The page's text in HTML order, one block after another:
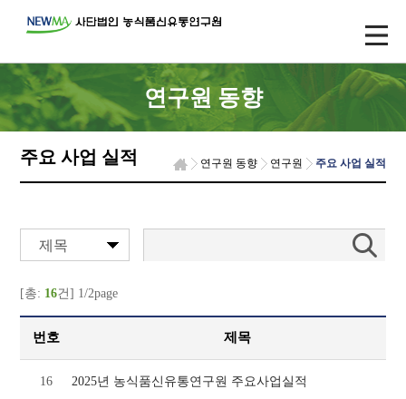
연구원 동향
주요 사업 실적 연구원 동향 연구원 주요 사업 실적
제목
[총: 16건] 1/2page
번호 제목
16 2025년 농식품신유통연구원 주요사업실적